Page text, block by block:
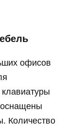
офисов
Количество